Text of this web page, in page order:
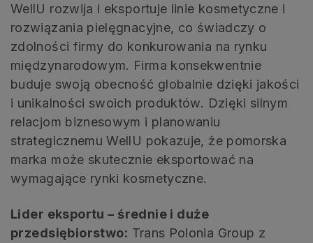
WellU rozwija i eksportuje linie kosmetyczne i
rozwiązania pielęgnacyjne, co świadczy o
zdolności firmy do konkurowania na rynku
międzynarodowym. Firma konsekwentnie
buduje swoją obecność globalnie dzięki jakości
i unikalności swoich produktów. Dzięki silnym
relacjom biznesowym i planowaniu
strategicznemu WellU pokazuje, że pomorska
marka może skutecznie eksportować na
wymagające rynki kosmetyczne.
Lider eksportu – średnie i duże
przedsiębiorstwo: Trans Polonia Group z